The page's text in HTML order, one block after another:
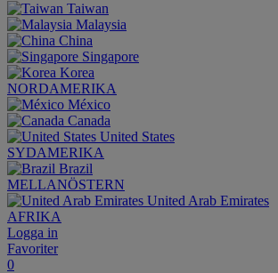
Taiwan
Malaysia
China
Singapore
Korea
NORDAMERIKA
México
Canada
United States
SYDAMERIKA
Brazil
MELLANÖSTERN
United Arab Emirates
AFRIKA
Logga in
Favoriter
0